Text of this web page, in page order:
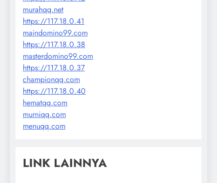
murahqq.net
https://117.18.0.41
maindomino99.com
https://117.18.0.38
masterdomino99.com
https://117.18.0.37
championqq.com
https://117.18.0.40
hematqq.com
murniqq.com
menuqq.com
LINK LAINNYA